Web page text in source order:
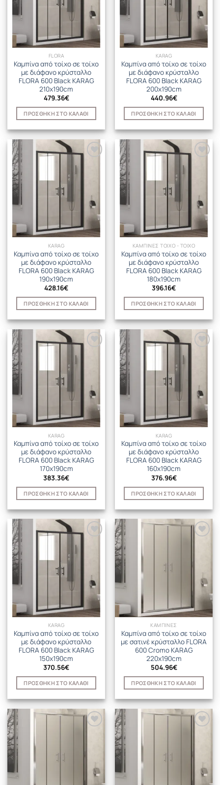
FLORA
Καμπίνα από τοίχο σε τοίχο
με διάφανο κρύσταλλο
FLORA 600 Black KARAG
210x190cm
479.36€
ΠΡΟΣΘΉΚΗ ΣΤΟ ΚΑΛΆΘΙ
KARAG
Καμπίνα από τοίχο σε τοίχο
με διάφανο κρύσταλλο
FLORA 600 Black KARAG
200x190cm
440.96€
ΠΡΟΣΘΉΚΗ ΣΤΟ ΚΑΛΆΘΙ
KARAG
Καμπίνα από τοίχο σε τοίχο
με διάφανο κρύσταλλο
FLORA 600 Black KARAG
190x190cm
428.16€
ΠΡΟΣΘΉΚΗ ΣΤΟ ΚΑΛΆΘΙ
ΚΑΜΠΙΝΕΣ ΤΟΙΧΟ - ΤΟΙΧΟ
Καμπίνα από τοίχο σε τοίχο
με διάφανο κρύσταλλο
FLORA 600 Black KARAG
180x190cm
396.16€
ΠΡΟΣΘΉΚΗ ΣΤΟ ΚΑΛΆΘΙ
KARAG
Καμπίνα από τοίχο σε τοίχο
με διάφανο κρύσταλλο
FLORA 600 Black KARAG
170x190cm
383.36€
ΠΡΟΣΘΉΚΗ ΣΤΟ ΚΑΛΆΘΙ
KARAG
Καμπίνα από τοίχο σε τοίχο
με διάφανο κρύσταλλο
FLORA 600 Black KARAG
160x190cm
376.96€
ΠΡΟΣΘΉΚΗ ΣΤΟ ΚΑΛΆΘΙ
KARAG
Καμπίνα από τοίχο σε τοίχο
με διάφανο κρύσταλλο
FLORA 600 Black KARAG
150x190cm
370.56€
ΠΡΟΣΘΉΚΗ ΣΤΟ ΚΑΛΆΘΙ
ΚΑΜΠΙΝΕΣ
Καμπίνα από τοίχο σε τοίχο
με σατινέ κρύσταλλο FLORA
600 Cromo KARAG
220x190cm
504.96€
ΠΡΟΣΘΉΚΗ ΣΤΟ ΚΑΛΆΘΙ